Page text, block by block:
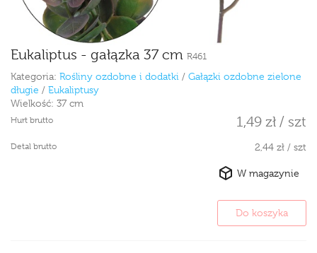
Eukaliptus - gałązka 37 cm R461
Kategoria: Rośliny ozdobne i dodatki / Gałązki ozdobne zielone
długie / Eukaliptusy
Wielkość: 37 cm
Hurt brutto 1,49 zł / szt
Detal brutto 2,44 zł / szt
W magazynie
Do koszyka